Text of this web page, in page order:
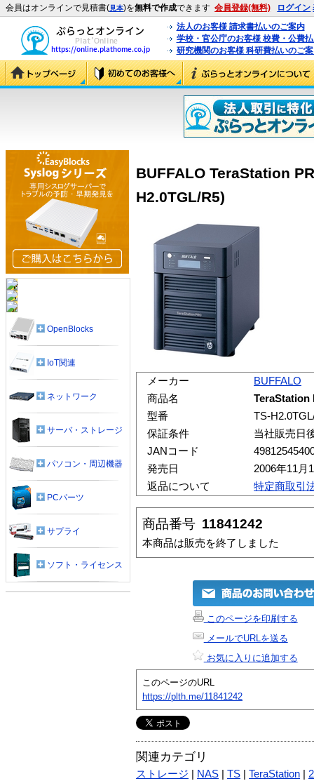
会員はオンラインで見積書(見本)を無料で作成できます 会員登録(無料) ログイン
法人のお客様 請求書払いのご案内
学校・官公庁のお客様 校費・公費
研究機関のお客様 科研費払いのご
BUFFALO TeraStation
H2.0TGL/R5)
メーカー
BUFFALO
商品名
TeraStation
型番
TS-
保証条件
当社販売日
JANコード
発売日
2006年11月
返品について
特定商取引
商品番号 11841242
本商品は販売を終了しました
このページを印刷する
メールでURLを送る
お気に入りに追加する
このページのURL
https://plth.me/11841242
関連カテゴリ
ストレージ NAS TS TeraStation
OpenBlocks
IoT関連
ネットワーク
サーバ・ストレージ
パソコン・周辺機器
PCパーツ
サプライ
ソフト・ライセンス